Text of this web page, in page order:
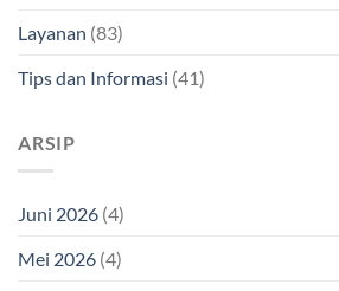
Layanan (83)
Tips dan Informasi (41)
ARSIP
Juni 2026 (4)
Mei 2026 (4)